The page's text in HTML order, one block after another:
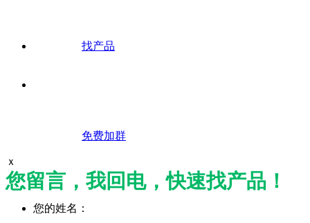
找产品
免费加群
ｘ
您留言，我回电，快速找产品！
您的姓名：